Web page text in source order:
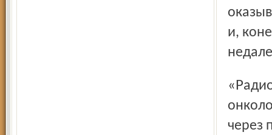
и,
«Радиоактивность может влиять на развитие
через